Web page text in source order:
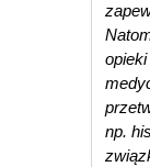
opieki
np.